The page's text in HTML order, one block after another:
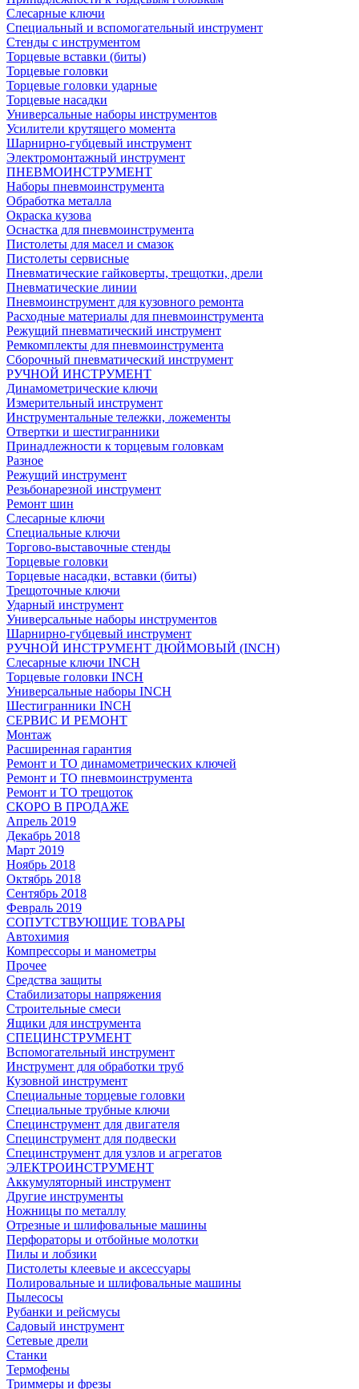
Слесарные ключи
Специальный и вспомогательный инструмент
Стенды с инструментом
Торцевые вставки (биты)
Торцевые головки
Торцевые головки ударные
Торцевые насадки
Универсальные наборы инструментов
Усилители крутящего момента
Шарнирно-губцевый инструмент
Электромонтажный инструмент
ПНЕВМОИНСТРУМЕНТ
Наборы пневмоинструмента
Обработка металла
Окраска кузова
Оснастка для пневмоинструмента
Пистолеты для масел и смазок
Пистолеты сервисные
Пневматические гайковерты, трещотки, дрели
Пневматические линии
Пневмоинструмент для кузовного ремонта
Расходные материалы для пневмоинструмента
Режущий пневматический инструмент
Ремкомплекты для пневмоинструмента
Сборочный пневматический инструмент
РУЧНОЙ ИНСТРУМЕНТ
Динамометрические ключи
Измерительный инструмент
Инструментальные тележки, ложементы
Отвертки и шестигранники
Принадлежности к торцевым головкам
Разное
Режущий инструмент
Резьбонарезной инструмент
Ремонт шин
Слесарные ключи
Специальные ключи
Торгово-выставочные стенды
Торцевые головки
Торцевые насадки, вставки (биты)
Трещоточные ключи
Ударный инструмент
Универсальные наборы инструментов
Шарнирно-губцевый инструмент
РУЧНОЙ ИНСТРУМЕНТ ДЮЙМОВЫЙ (INCH)
Слесарные ключи INCH
Торцевые головки INCH
Универсальные наборы INCH
Шестигранники INCH
СЕРВИС И РЕМОНТ
Монтаж
Расширенная гарантия
Ремонт и ТО динамометрических ключей
Ремонт и ТО пневмоинструмента
Ремонт и ТО трещоток
СКОРО В ПРОДАЖЕ
Апрель 2019
Декабрь 2018
Март 2019
Ноябрь 2018
Октябрь 2018
Сентябрь 2018
Февраль 2019
СОПУТСТВУЮЩИЕ ТОВАРЫ
Автохимия
Компрессоры и манометры
Прочее
Средства защиты
Стабилизаторы напряжения
Строительные смеси
Ящики для инструмента
СПЕЦИНСТРУМЕНТ
Вспомогательный инструмент
Инструмент для обработки труб
Кузовной инструмент
Специальные торцевые головки
Специальные трубные ключи
Специнструмент для двигателя
Специнструмент для подвески
Специнструмент для узлов и агрегатов
ЭЛЕКТРОИНСТРУМЕНТ
Аккумуляторный инструмент
Другие инструменты
Ножницы по металлу
Отрезные и шлифовальные машины
Перфораторы и отбойные молотки
Пилы и лобзики
Пистолеты клеевые и аксессуары
Полировальные и шлифовальные машины
Пылесосы
Рубанки и рейсмусы
Садовый инструмент
Сетевые дрели
Станки
Термофены
Триммеры и фрезы